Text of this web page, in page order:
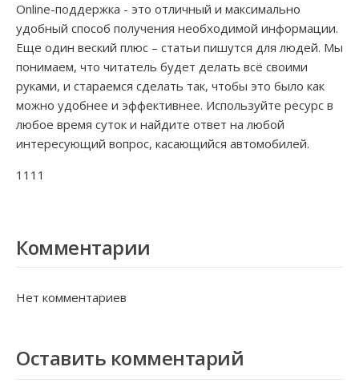
Online-поддержка - это отличный и максимально
удобный способ получения необходимой информации.
Еще один веский плюс – статьи пишутся для людей. Мы
понимаем, что читатель будет делать всё своими
руками, и стараемся сделать так, чтобы это было как
можно удобнее и эффективнее. Используйте ресурс в
любое время суток и найдите ответ на любой
интересующий вопрос, касающийся автомобилей.
1111
Комментарии
Нет комментариев
Оставить комментарий